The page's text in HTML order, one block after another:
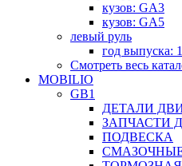
кузов: GA3
кузов: GA5
левый руль
год выпуска:
Смотреть весь
MOBILIO
GB1
ДЕТАЛИ
ЗАПЧАСТИ
ПОДВЕСКА